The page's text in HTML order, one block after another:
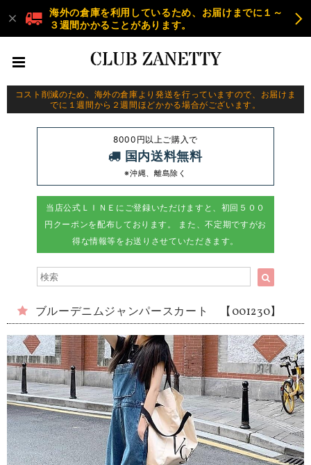
海外の倉庫を利用しているため、お届けまでに１～
３週間かかることがあります。
コスト削減のため、海外の倉庫より発送を行っていますので、お届けま
でに１週間から２週間ほどかかる場合がございます。
8000円以上ご購入で
国内送料無料
※沖縄、離島除く
当店公式ＬＩＮＥにご登録いただけますと、初回５００
円クーポンを配布しております。 また、不定期ですがお
得な情報等をお送りさせていただきます。
ブルーデニムジャンパースカート 【001230】